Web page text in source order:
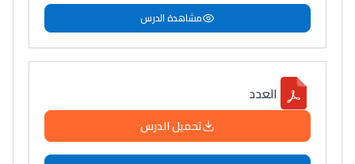
مشاهدة الدرس
العدد
تحميل الدرس